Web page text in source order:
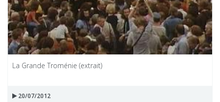
La Grande Troménie (extrait)
20/07/2012